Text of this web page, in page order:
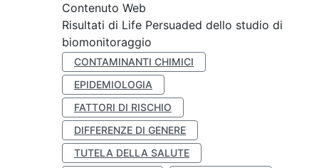
Contenuto Web
Risultati di Life Persuaded dello studio di
biomonitoraggio
CONTAMINANTI CHIMICI
EPIDEMIOLOGIA
FATTORI DI RISCHIO
DIFFERENZE DI GENERE
TUTELA DELLA SALUTE